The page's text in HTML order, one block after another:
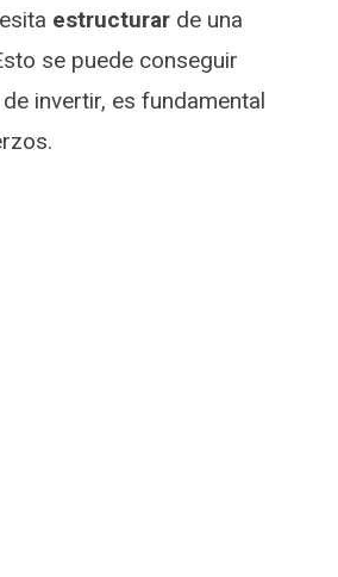
estructurarde una
se puede conseguir
invertir, es fundamental